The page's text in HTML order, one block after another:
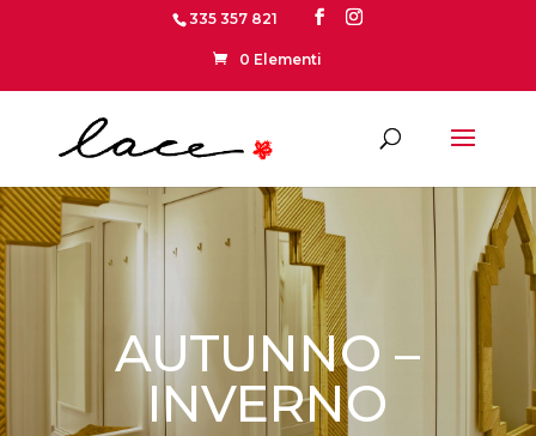
335 357 821
0 Elementi
AUTUNNO –
INVERNO